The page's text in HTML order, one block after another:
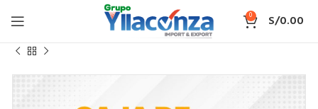
0 S/0.00